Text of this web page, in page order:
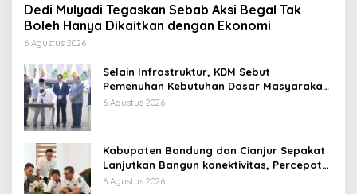
Dedi Mulyadi Tegaskan Sebab Aksi Begal Tak
Boleh Hanya Dikaitkan dengan Ekonomi
6 Agustus 2026
Selain Infrastruktur, KDM Sebut
Pemenuhan Kebutuhan Dasar Masyarakat
Jadi Fokus APBD Jabar 2027
6 Agustus 2026
Kabupaten Bandung dan Cianjur Sepakat
Lanjutkan Bangun konektivitas, Percepat
Pertumbuhan Ekonomi Daerah
6 Agustus 2026